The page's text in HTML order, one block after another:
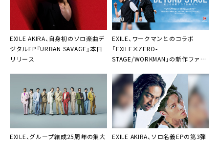
EXILE AKIRA、自身初のソロ楽曲デ
ジタルEP『URBAN SAVAGE』本日
リリース
EXILE、ワークマンとのコラボ
「EXILE×ZERO-
STAGE/WORKMAN」の新作ファン
GOLD LEGACY feat.松本孝弘」が
起用決定
EXILE、グループ結成25周年の集大
EXILE AKIRA、ソロ名義EPの第3弾